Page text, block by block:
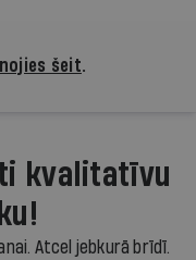
šeit.
kvalitatīvu
Atcel jebkurā brīdī.